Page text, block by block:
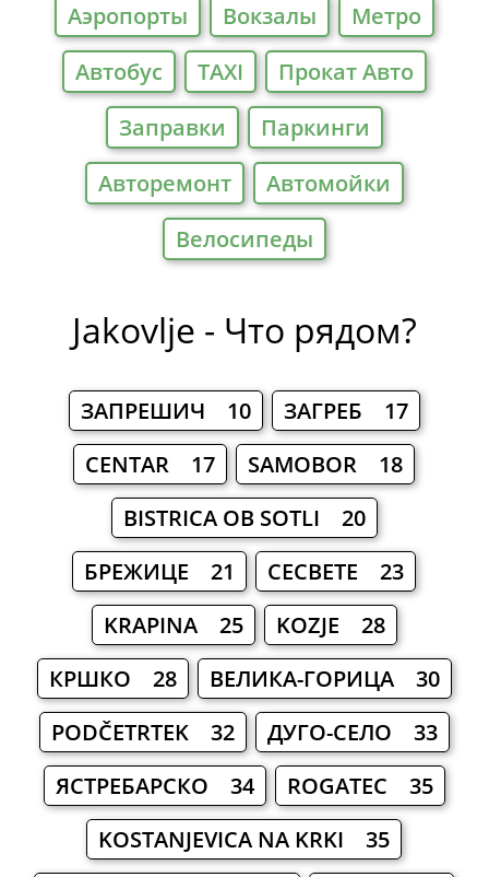
Аэропорты Вокзалы
Метро
Автобус
TAXI
Прокат Авто
Заправки
Паркинги
Авторемонт
Автомойки
Велосипеды
Jakovlje - Что рядом?
ЗАПРЕШИЧ 10
ЗАГРЕБ 17
CENTAR 17
SAMOBOR 18
BISTRICA OB SOTLI 20
БРЕЖИЦЕ 21
СЕСВЕТЕ 23
KRAPINA 25
KOZJE 28
КРШКО 28
ВЕЛИКА-ГОРИЦА 30
PODČETRTEK 32
ДУГО-СЕЛО 33
ЯСТРЕБАРСКО 34
ROGATEC 35
KOSTANJEVICA NA KRKI 35